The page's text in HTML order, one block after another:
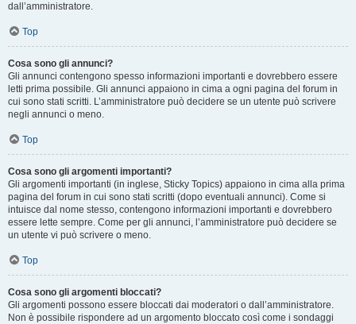
dall’amministratore.
Top
Cosa sono gli annunci?
Gli annunci contengono spesso informazioni importanti e dovrebbero essere
letti prima possibile. Gli annunci appaiono in cima a ogni pagina del forum in
cui sono stati scritti. L’amministratore può decidere se un utente può scrivere
negli annunci o meno.
Top
Cosa sono gli argomenti importanti?
Gli argomenti importanti (in inglese, Sticky Topics) appaiono in cima alla prima
pagina del forum in cui sono stati scritti (dopo eventuali annunci). Come si
intuisce dal nome stesso, contengono informazioni importanti e dovrebbero
essere lette sempre. Come per gli annunci, l’amministratore può decidere se
un utente vi può scrivere o meno.
Top
Cosa sono gli argomenti bloccati?
Gli argomenti possono essere bloccati dai moderatori o dall’amministratore.
Non è possibile rispondere ad un argomento bloccato così come i sondaggi